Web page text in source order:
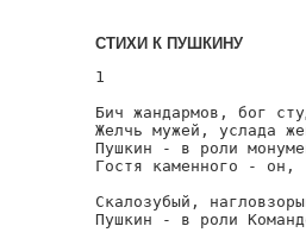
СТИХИ К ПУШКИНУ
1
Бич жандармов, бог
Желчь мужей, услада
Пушкин - в роли
Гостя каменного - он,
Скалозубый,
Пушкин - в роли